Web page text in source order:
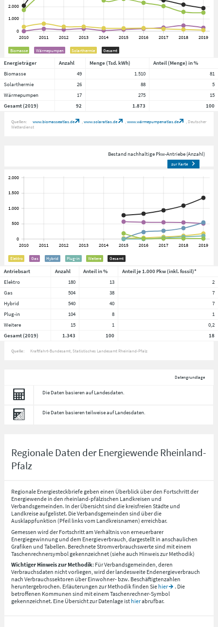
Biomasse Wärmepumpen Solarthermie Gesamt
Energieträger Anzahl Menge (Tsd. kWh)
Anteil (Menge) in %
Biomasse
49 1.510
81
Solarthermie
26 88
5
Wärmepumpen
17 275
15
Gesamt (2019)
92 1.873 100
Quellen: www.biomasseatlas.de www.solaratlas.de www.wärmepumpenatlas.de
Deutscher
Wetterdienst
Bestand nachhaltige Pkw-Antriebe (Anzahl)
zur Karte
Elektro Gas Hybrid Plug-in Weitere Gesamt
Antriebsart Anzahl Anteil in %
Anteil je 1.000 Pkw (inkl. fossil)*
Elektro
180 13
2
Gas
504 38
7
Hybrid
540 40
7
Plug-in
104 8
1
Weitere
15 1
0,2
Gesamt (2019)
1.343 100 18
Quelle: Kraftfahrt-Bundesamt, Statistisches Landesamt Rheinland-Pfalz
Datengrundlage
Die Daten basieren auf Landesdaten.
Die Daten basieren teilweise auf Landesdaten.
Regionale Daten der Energiewende Rheinland-
Pfalz
Regionale Energiesteckbriefe geben einen Überblick über den Fortschritt der
Energiewende in den rheinland-pfälzischen Landkreisen und
Verbandsgemeinden. In der Übersicht sind die kreisfreien Städte und
Landkreise aufgelistet. Die Verbandsgemeinden sind über die
Ausklappfunktion (Pfeil links vom Landkreisnamen) erreichbar.
Gemessen wird der Fortschritt am Verhältnis von erneuerbarer
Energiegewinnung und dem Energieverbrauch, dargestellt in anschaulichen
Grafiken und Tabellen. Berechnete Stromverbrauchswerte sind mit einem
Taschenrechnersymbol gekennzeichnet (siehe auch Hinweis zur Methodik)
Wichtiger Hinweis zur Methodik: Für Verbandsgemeinden, deren
Verbrauchsdaten nicht vorliegen, wird der landesweite Endenergieverbrauch
nach Verbrauchssektoren über Einwohner- bzw. Beschäftigtenzahlen
heruntergebrochen. Erläuterungen zur Methodik finden Sie hier
. Die
betroffenen Kommunen sind mit einem Taschenrechner-Symbol
gekennzeichnet. Eine Übersicht zur Datenlage ist hierabrufbar.